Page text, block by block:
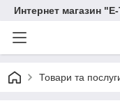
Интернет магазин
Товари та